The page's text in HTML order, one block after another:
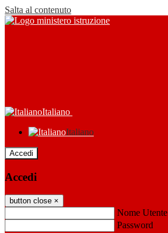
Salta al contenuto
Italiano
Italiano
Accedi
Accedi
button close ×
Nome Utente
Password